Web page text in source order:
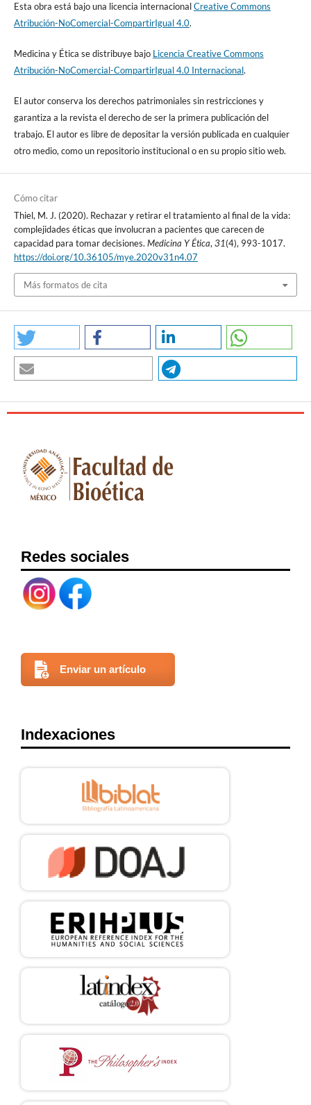
22. Olivier C, Thiel MJ, La fin de vie au risque d’une spoliation de
l’autonomie. Esprit. 2017 déc. (440): 124-135.
23. Hum P, Boury D, Danel T, Demailly L, Dujardine V, Ethuin C,
Lequin F, Pruvot FR, Racine A, Valette P, Vandoolaeghe S, Weil B,
Weill S. Le refus de soin: forces et faiblesses du consentement.
10.1016/j.etiqe.2014.09.002
Esta obra está bajo una licencia internacionalCreative Commons
Atribución-NoComercial-CompartirIgual 4.0.
Medicina y Ética se distribuye bajo Licencia Creative Commons
Atribución-NoComercial-CompartirIgual 4.0 Internacional.
El autor conserva los derechos patrimoniales sin restricciones y
garantiza a la revista el derecho de ser la primera publicación del
trabajo. El autor es libre de depositar la versión publicada en cualquier
otro medio, como un repositorio institucional o en su propio sitio web.
Cómo citar
Thiel, M. J. (2020). Rechazar y retirar el tratamiento al final de la vida:
complejidades éticas que involucran a pacientes que carecen de
capacidad para tomar decisiones. Medicina Y Ética, 31(4), 993-1017.
https://doi.org/10.36105/mye.2020v31n4.07
Más formatos de cita
Redes sociales
Enviar un artículo
Indexaciones